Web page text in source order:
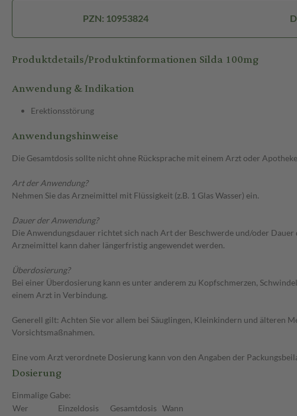
PZN: 10953824
Produktdetails/Produktinformationen Silda 100mg
Anwendung & Indikation
Erektionsstörung
Anwendungshinweise
Die Gesamtdosis sollte nicht ohne Rücksprache mit einem Arzt oder
Art der Anwendung?
Nehmen Sie das Arzneimittel mit Flüssigkeit (z.B. 1 Glas Wasser) ein.
Dauer der Anwendung?
Die Anwendungsdauer richtet sich nach Art der Beschwerde und/oder
Arzneimittel kann daher längerfristig angewendet werden.
Überdosierung?
Bei einer Überdosierung kann es unter anderem zu Kopfschmerzen,
einem Arzt in Verbindung.
Generell gilt: Achten Sie vor allem bei Säuglingen, Kleinkindern und älteren
Vorsichtsmaßnahmen.
Eine vom Arzt verordnete Dosierung kann von den Angaben der
Dosierung
Einmalige Gabe:
Wer
Einzeldosis Gesamtdosis Wann